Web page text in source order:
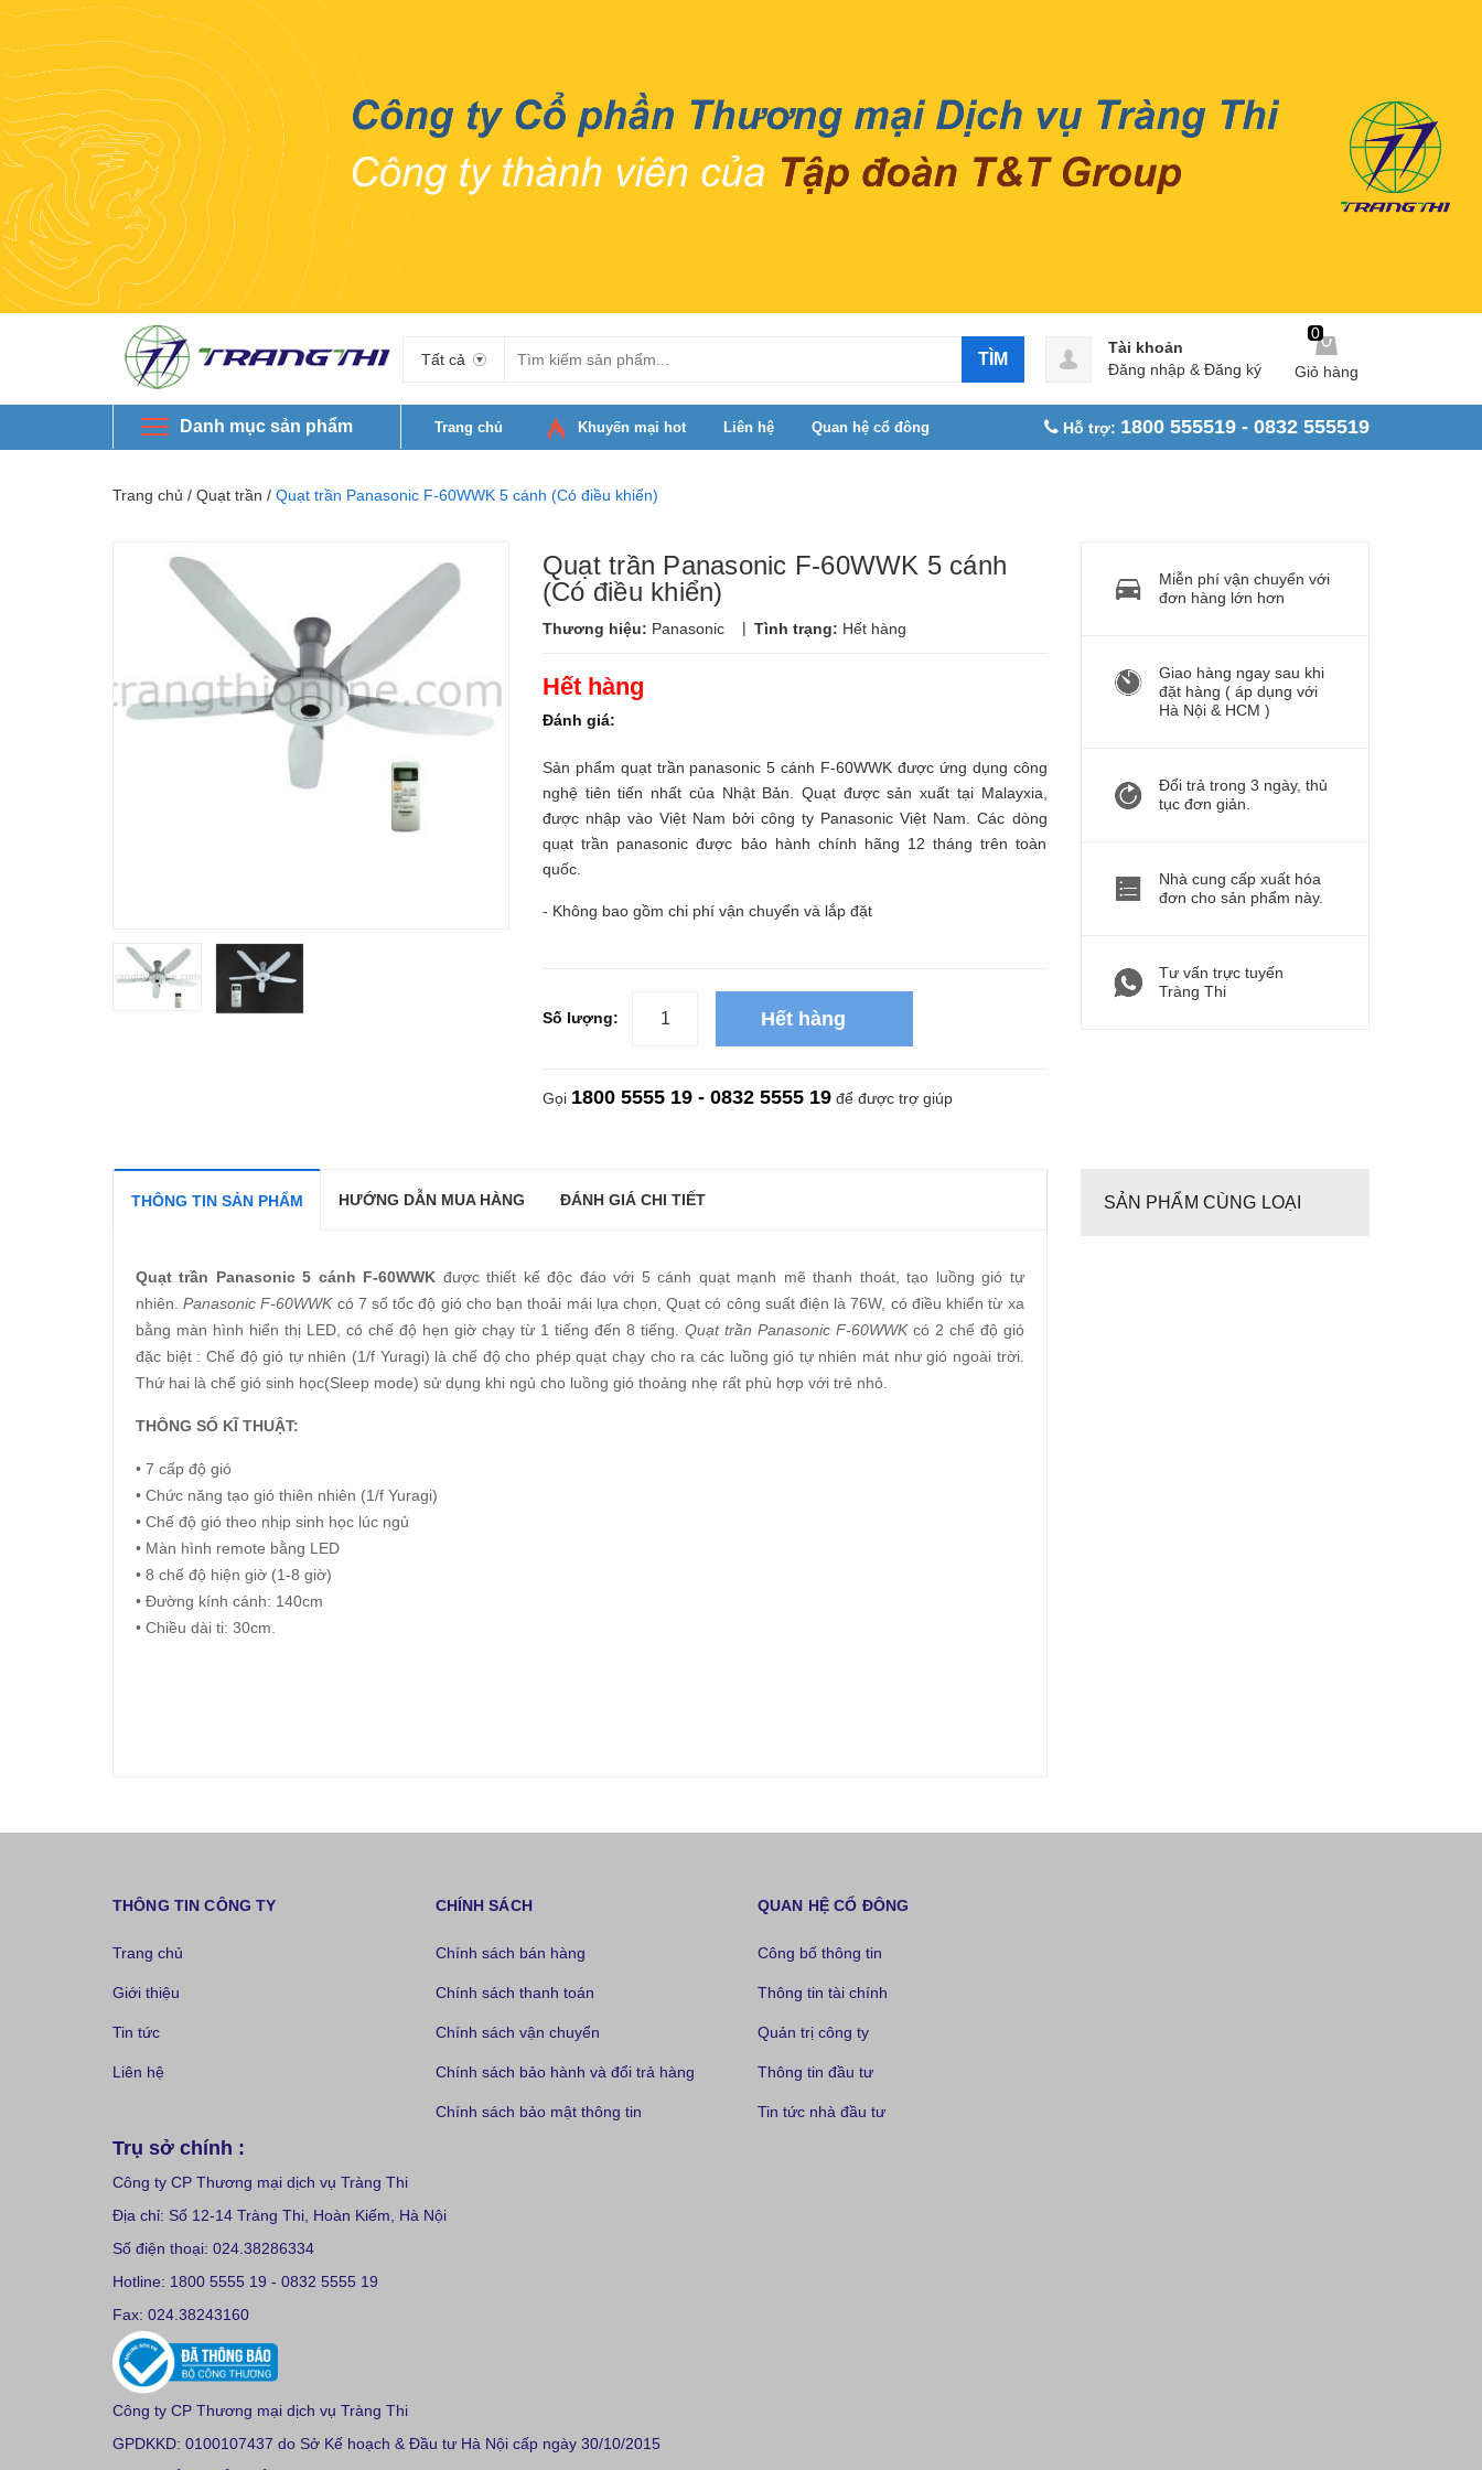
Tất cả TÌM
0
Giỏ hàng
Tài khoản
Đăng nhập & Đăng ký
Danh mục sản phẩm Trang chủ Khuyến mại hot Liên hệ Quan hệ cổ đông Hỗ trợ: 1800 555519 - 0832 555519
Trang chủ / Quạt trần / Quạt trần Panasonic F-60WWK 5 cánh (Có điều khiển)
Quạt trần Panasonic F-60WWK 5 cánh
(Có điều khiển)
Thương hiệu: Panasonic | Tình trạng: Hết hàng
Hết hàng
Đánh giá:
Sản phẩm quạt trần panasonic 5 cánh F-60WWK được ứng dụng công
nghệ tiên tiến nhất của Nhật Bản. Quạt được sản xuất tại Malayxia,
được nhập vào Việt Nam bởi công ty Panasonic Việt Nam. Các dòng
quạt trần panasonic được bảo hành chính hãng 12 tháng trên toàn
quốc.
- Không bao gồm chi phí vận chuyển và lắp đặt
Số lượng: Hết hàng
Gọi 1800 5555 19 - 0832 5555 19 để được trợ giúp
Miễn phí vận chuyển với
đơn hàng lớn hơn
Giao hàng ngay sau khi
đặt hàng ( áp dụng với
Hà Nội & HCM )
Đổi trả trong 3 ngày, thủ
tục đơn giản.
Nhà cung cấp xuất hóa
đơn cho sản phẩm này.
Tư vấn trực tuyến
Tràng Thi
THÔNG TIN SẢN PHẨM HƯỚNG DẪN MUA HÀNG ĐÁNH GIÁ CHI TIẾT
Quạt trần Panasonic 5 cánh F-60WWK được thiết kế độc đáo với 5 cánh quạt mạnh mẽ thanh thoát, tạo luồng gió tự
nhiên.Panasonic F-60WWKcó 7 số tốc độ gió cho bạn thoải mái lựa chọn, Quạt có công suất điện là 76W, có điều khiển từ xa
bằng màn hình hiển thị LED, có chế độ hẹn giờ chạy từ 1 tiếng đến 8 tiếng. Quạt trần Panasonic F-60WWKcó 2 chế độ gió
đặc biệt : Chế độ gió tự nhiên (1/f Yuragi) là chế độ cho phép quạt chạy cho ra các luồng gió tự nhiên mát như gió ngoài trời.
Thứ hai là chế gió sinh học(Sleep mode) sử dụng khi ngủ cho luồng gió thoảng nhẹ rất phù hợp với trẻ nhỏ.
THÔNG SỐ KĨ THUẬT:
• 7 cấp độ gió
• Chức năng tạo gió thiên nhiên (1/f Yuragi)
• Chế độ gió theo nhịp sinh học lúc ngủ
• Màn hình remote bằng LED
• 8 chế độ hiện giờ (1-8 giờ)
• Đường kính cánh: 140cm
• Chiều dài ti: 30cm.
SẢN PHẨM CÙNG LOẠI
THÔNG TIN CÔNG TY
Trang chủ
Giới thiệu
Tin tức
Liên hệ
CHÍNH SÁCH
Chính sách bán hàng
Chính sách thanh toán
Chính sách vận chuyển
Chính sách bảo hành và đổi trả hàng
Chính sách bảo mật thông tin
QUAN HỆ CỔ ĐÔNG
Công bố thông tin
Thông tin tài chính
Quản trị công ty
Thông tin đầu tư
Tin tức nhà đầu tư
Trụ sở chính :
Công ty CP Thương mại dịch vụ Tràng Thi
Địa chỉ: Số 12-14 Tràng Thi, Hoàn Kiếm, Hà Nội
Số điện thoại: 024.38286334
Hotline: 1800 5555 19 - 0832 5555 19
Fax: 024.38243160
Công ty CP Thương mại dịch vụ Tràng Thi
GPDKKD: 0100107437 do Sở Kế hoạch & Đầu tư Hà Nội cấp ngày 30/10/2015